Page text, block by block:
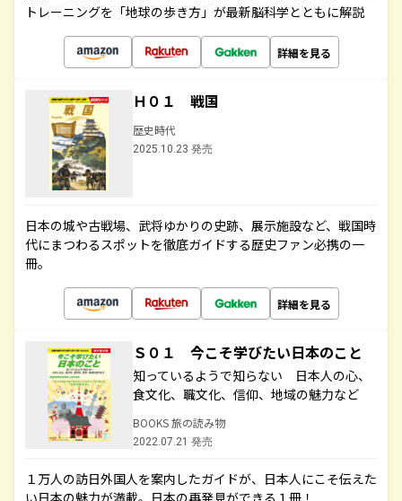
トレーニングを「地球の歩き方」が最新脳科学とともに解説
詳細を見る
Ｈ０１ 戦国
歴史時代
2025.10.23 発売
日本の城や古戦場、武将ゆかりの史跡、展示施設など、戦国時
代にまつわるスポットを徹底ガイドする歴史ファン必携の一
冊。
詳細を見る
Ｓ０１ 今こそ学びたい日本のこと
知っているようで知らない 日本人の心、
食文化、職文化、信仰、地域の魅力など
BOOKS 旅の読み物
2022.07.21 発売
１万人の訪日外国人を案内したガイドが、日本人にこそ伝えた
い日本の魅力が満載。日本の再発見ができる１冊！